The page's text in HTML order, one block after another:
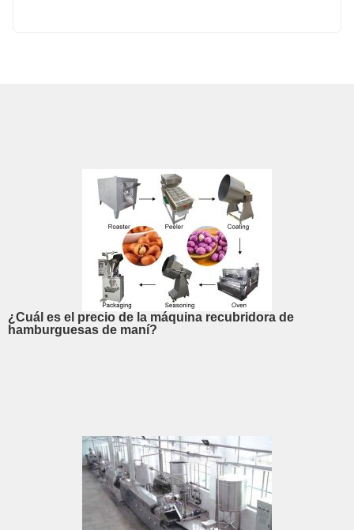
¿Cuál es el precio de la máquina recubridora de
hamburguesas de maní?